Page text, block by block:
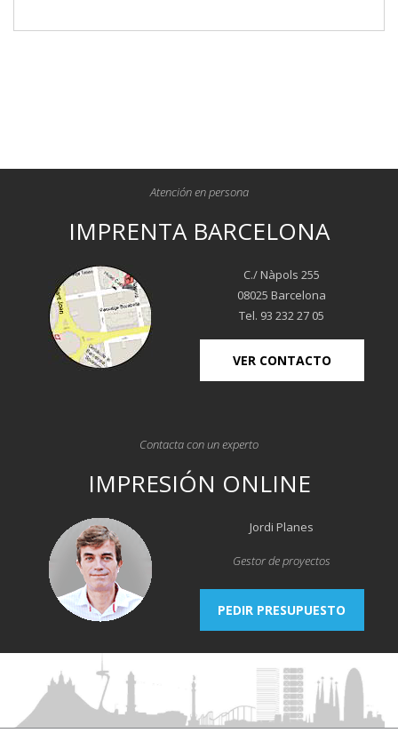
Atención en persona
IMPRENTA BARCELONA
C./ Nàpols 255
08025 Barcelona
Tel. 93 232 27 05
VER CONTACTO
Contacta con un experto
IMPRESIÓN ONLINE
Jordi Planes
Gestor de proyectos
PEDIR PRESUPUESTO